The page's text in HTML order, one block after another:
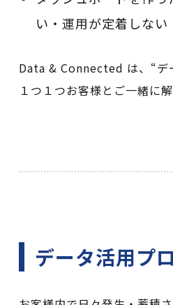
い・運用が定着しない
Data & Connected は、“デ
１つ１つお客様とご一緒に解
データ活用プ